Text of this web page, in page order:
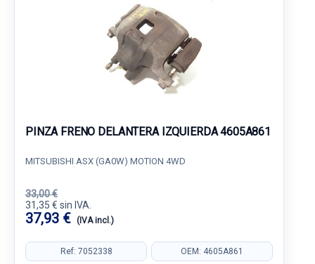
PINZA FRENO DELANTERA IZQUIERDA 4605A861
MITSUBISHI ASX (GA0W) MOTION 4WD
33,00 €
31,35 € sin IVA.
37,93 € (IVA incl.)
Ref: 7052338 OEM: 4605A861